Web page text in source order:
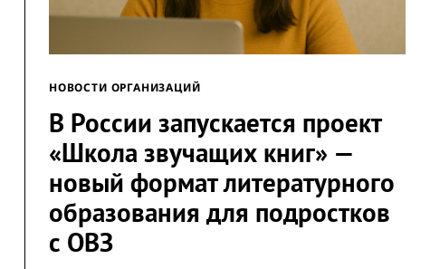
НОВОСТИ ОРГАНИЗАЦИЙ
В России запускается проект
«Школа звучащих книг» —
новый формат литературного
образования для подростков
с ОВЗ